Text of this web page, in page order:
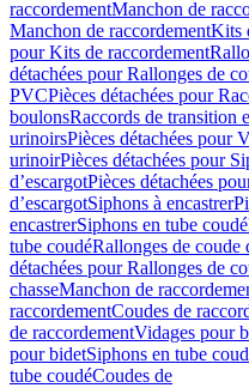
raccordementManchon de
Manchon de raccordementKits
pour Kits de raccordement
détachées pour Rallonges de
PVCPièces détachées pour
boulonsRaccords de transition
urinoirsPièces détachées pour
urinoirPièces détachées pour
d’escargotPièces détachées
d’escargotSiphons à encastrer
encastrerSiphons en tube coudé
tube coudéRallonges de coude
détachées pour Rallonges de
chasseManchon de
raccordementCoudes de
de raccordementVidages pour
pour bidetSiphons en tube
tube coudéCoudes de